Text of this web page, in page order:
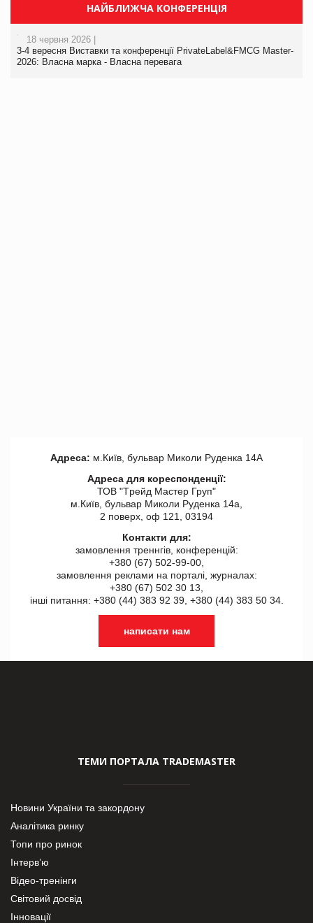
НАЙБЛИЖЧА КОНФЕРЕНЦІЯ
18 червня 2026 |
3-4 вересня Виставки та конференції PrivateLabel&FMCG Master-
2026: Власна марка - Власна перевага
Адреса: м.Київ, бульвар Миколи Руденка 14А
Адреса для кореспонденції:
ТОВ "Tрейд Мастер Груп"
м.Київ, бульвар Миколи Руденка 14а,
2 поверх, оф 121, 03194
Контакти для:
замовлення треннгів, конференцій:
+380 (67) 502-99-00,
замовлення реклами на порталі, журналах:
+380 (67) 502 30 13,
інші питання: +380 (44) 383 92 39, +380 (44) 383 50 34.
написати нам
ТЕМИ ПОРТАЛА TRADEMASTER
Новини України та закордону
Аналітика ринку
Топи про ринок
Інтерв’ю
Відео-тренінги
Світовий досвід
Інновації